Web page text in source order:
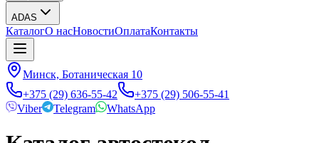
ADAS
КаталогО насНовостиОплатаКонтакты
Минск, Ботаническая 10
+375 (29) 636-55-42
+375 (29) 506-55-41
Viber
Telegram WhatsApp